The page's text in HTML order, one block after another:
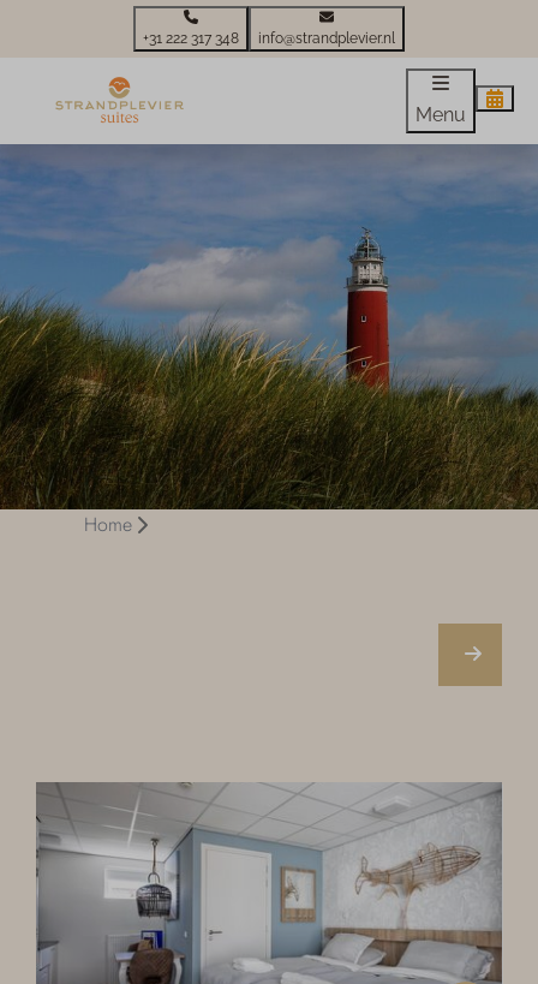
+31 222 317 348 info@strandplevier.nl
Menu
Home